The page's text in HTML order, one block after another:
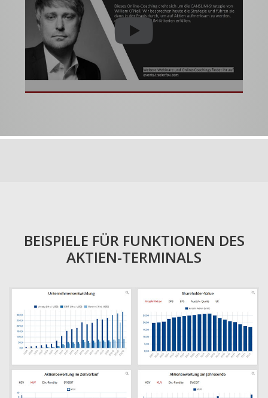
BEISPIELE FÜR FUNKTIONEN DES
AKTIEN-TERMINALS